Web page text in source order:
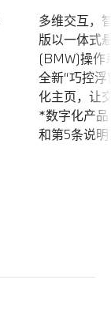
多维交互，
版以一体式
(BMW)操作
全新“巧控
化主页，让
*数字化产
和第5条说